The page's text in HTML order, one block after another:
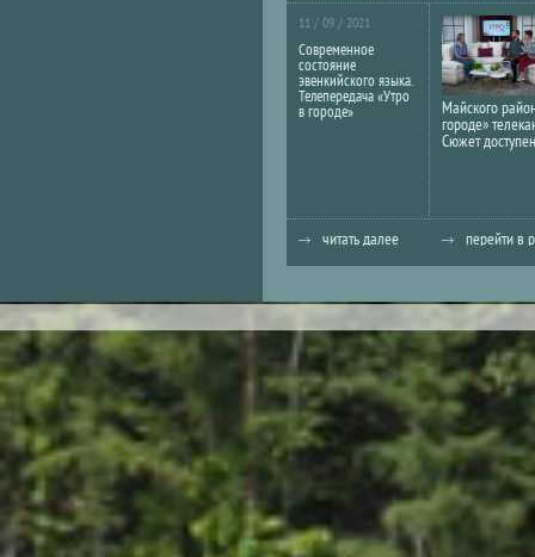
11 / 09 / 2021
Современное
состояние
эвенкийского языка.
Телепередача «Утро
в городе» Майского
городе»
Сюжет
читать далее перейти в